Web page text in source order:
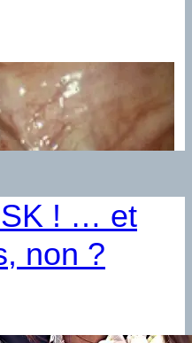
! … et
non ?